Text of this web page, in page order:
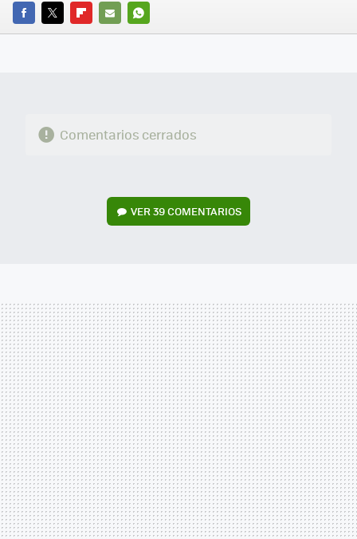
FACEBOOK
TWITTERFLIPBOARD
E-
WHATSAPP
Comentarios cerrados
VER39 COMENTARIOS